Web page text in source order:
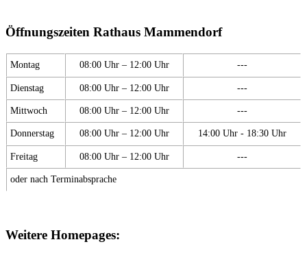
Öffnungszeiten Rathaus Mammendorf
Montag 08:00 Uhr – 12:00 Uhr ---
Dienstag 08:00 Uhr – 12:00 Uhr ---
Mittwoch 08:00 Uhr – 12:00 Uhr ---
Donnerstag 08:00 Uhr – 12:00 Uhr 14:00 Uhr - 18:30 Uhr
Freitag 08:00 Uhr – 12:00 Uhr ---
oder nach Terminabsprache
Weitere Homepages: